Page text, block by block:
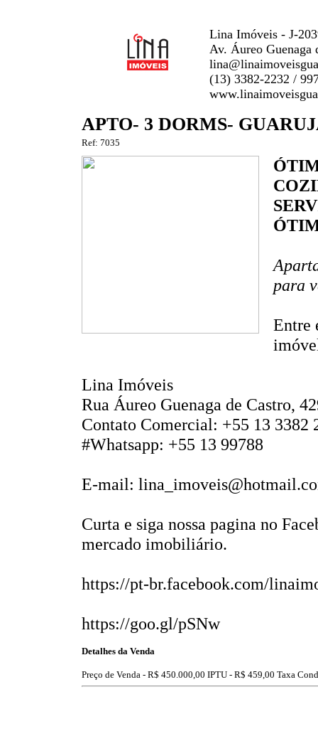
Lina Imóveis - J-
Av. Áureo Guenaga
(13) 3382-2232 /
APTO- 3 DORMS-
Ref: 7035
para
Entre
Lina Imóveis
Rua Áureo Guenaga de Castro,
Contato Comercial: +55 13 3382
#Whatsapp: +55 13 99788
E-mail:
Curta e siga nossa pagina no
mercado imobiliário.
https://pt-br.facebook.com/
https://goo.gl/pSNw
Detalhes da Venda
Preço de Venda - R$ 450.000,00 IPTU - R$ 459,00 Taxa